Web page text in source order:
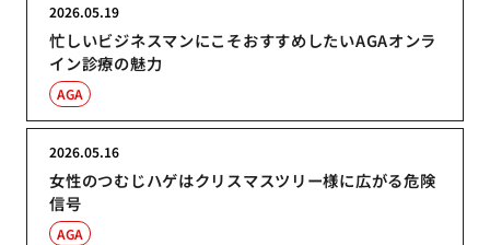
忙しいビジネスマンにこそおすすめしたいAGAオンラ
イン診療の魅力
2026.05.19
AGA
女性のつむじハゲはクリスマスツリー様に広がる危険
信号
2026.05.16
AGA